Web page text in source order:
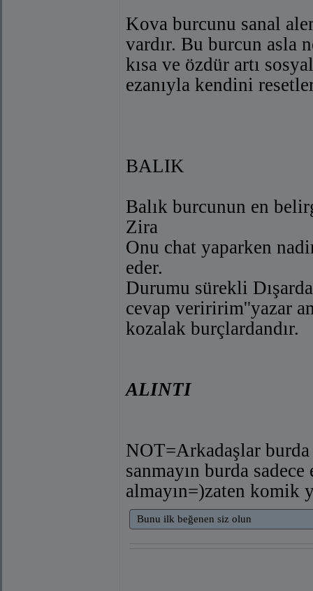
Kova burcunu sanal
vardır. Bu burcun asla
kısa ve özdür artı
ezanıyla kendini
BALIK
Balık burcunun en
Zira
Onu chat yaparken
eder.
Durumu sürekli
cevap veriririm''yazar
kozalak burçlardandır.
ALINTI
NOT=Arkadaşlar
sanmayın burda
almayın=)zaten komik
Bunu ilk beğenen siz olun